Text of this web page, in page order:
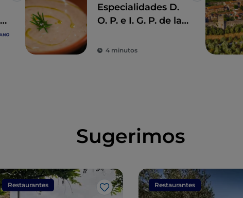
Especialidades D.
O. P. e I. G. P. de la
4 minutos
Sugerimos
Restaurantes
Me gusta
Restaurantes